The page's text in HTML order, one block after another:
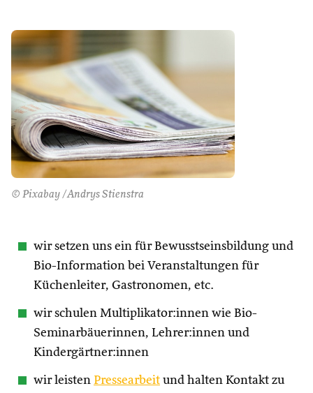
© Pixabay /Andrys Stienstra
wir setzen uns ein für Bewusstseinsbildung und
Bio-Information bei Veranstaltungen für
Küchenleiter, Gastronomen, etc.
wir schulen Multiplikator:innen wie Bio-
Seminarbäuerinnen, Lehrer:innen und
Kindergärtner:innen
wir leisten Pressearbeit und halten Kontakt zu